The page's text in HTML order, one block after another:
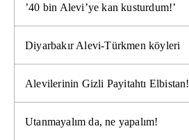
’40 bin Alevi’ye kan kusturdum!’
Diyarbakır Alevi-Türkmen köyleri
Alevilerinin Gizli Payitahtı Elbistan!
Utanmayalım da, ne yapalım!